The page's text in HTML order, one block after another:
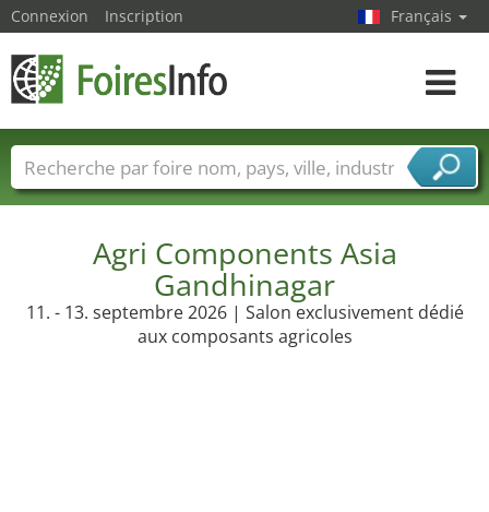
Agri Components Asia
Gandhinagar
11. - 13. septembre 2026 | Salon exclusivement dédié
aux composants agricoles
Connexion Inscription Français
Toggle
Foire noms Pays Villes
Secteurs de foire